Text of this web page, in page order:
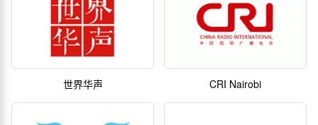
世界华声 CRI Nairobi